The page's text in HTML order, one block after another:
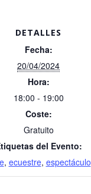
DETALLES
Fecha:
20/04/2024
Hora:
18:00 - 19:00
Coste:
Gratuito
del Evento:
, ecuestre, espectáculo